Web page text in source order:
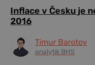
Inflace v Česku je
2016
Timur Barotov
analytik BHS